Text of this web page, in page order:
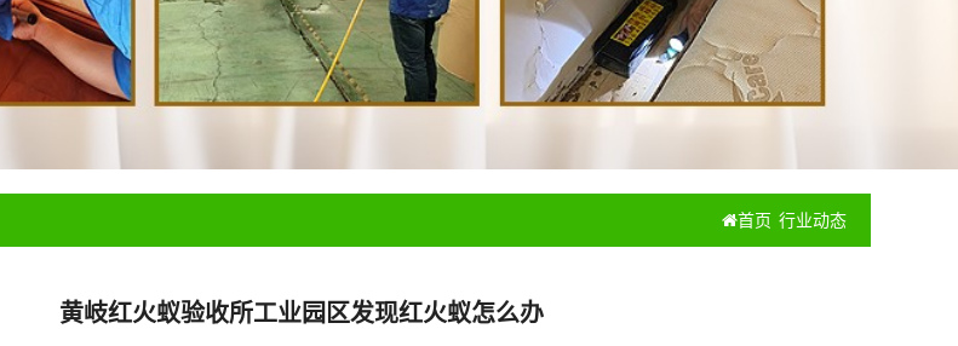
首页 行业动态
黄岐红火蚁验收所工业园区发现红火蚁怎么办